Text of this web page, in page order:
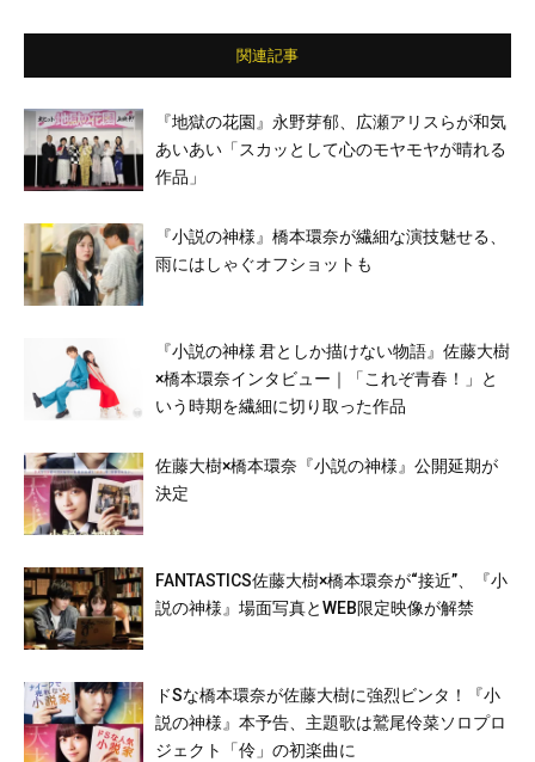
関連記事
『地獄の花園』永野芽郁、広瀬アリスらが和気
あいあい「スカッとして心のモヤモヤが晴れる
作品」
『小説の神様』橋本環奈が繊細な演技魅せる、
雨にはしゃぐオフショットも
『小説の神様 君としか描けない物語』佐藤大樹
×橋本環奈インタビュー｜「これぞ青春！」と
いう時期を繊細に切り取った作品
佐藤大樹×橋本環奈『小説の神様』公開延期が
決定
FANTASTICS佐藤大樹×橋本環奈が“接近”、『小
説の神様』場面写真とWEB限定映像が解禁
ドSな橋本環奈が佐藤大樹に強烈ビンタ！『小
説の神様』本予告、主題歌は鷲尾伶菜ソロプロ
ジェクト「伶」の初楽曲に